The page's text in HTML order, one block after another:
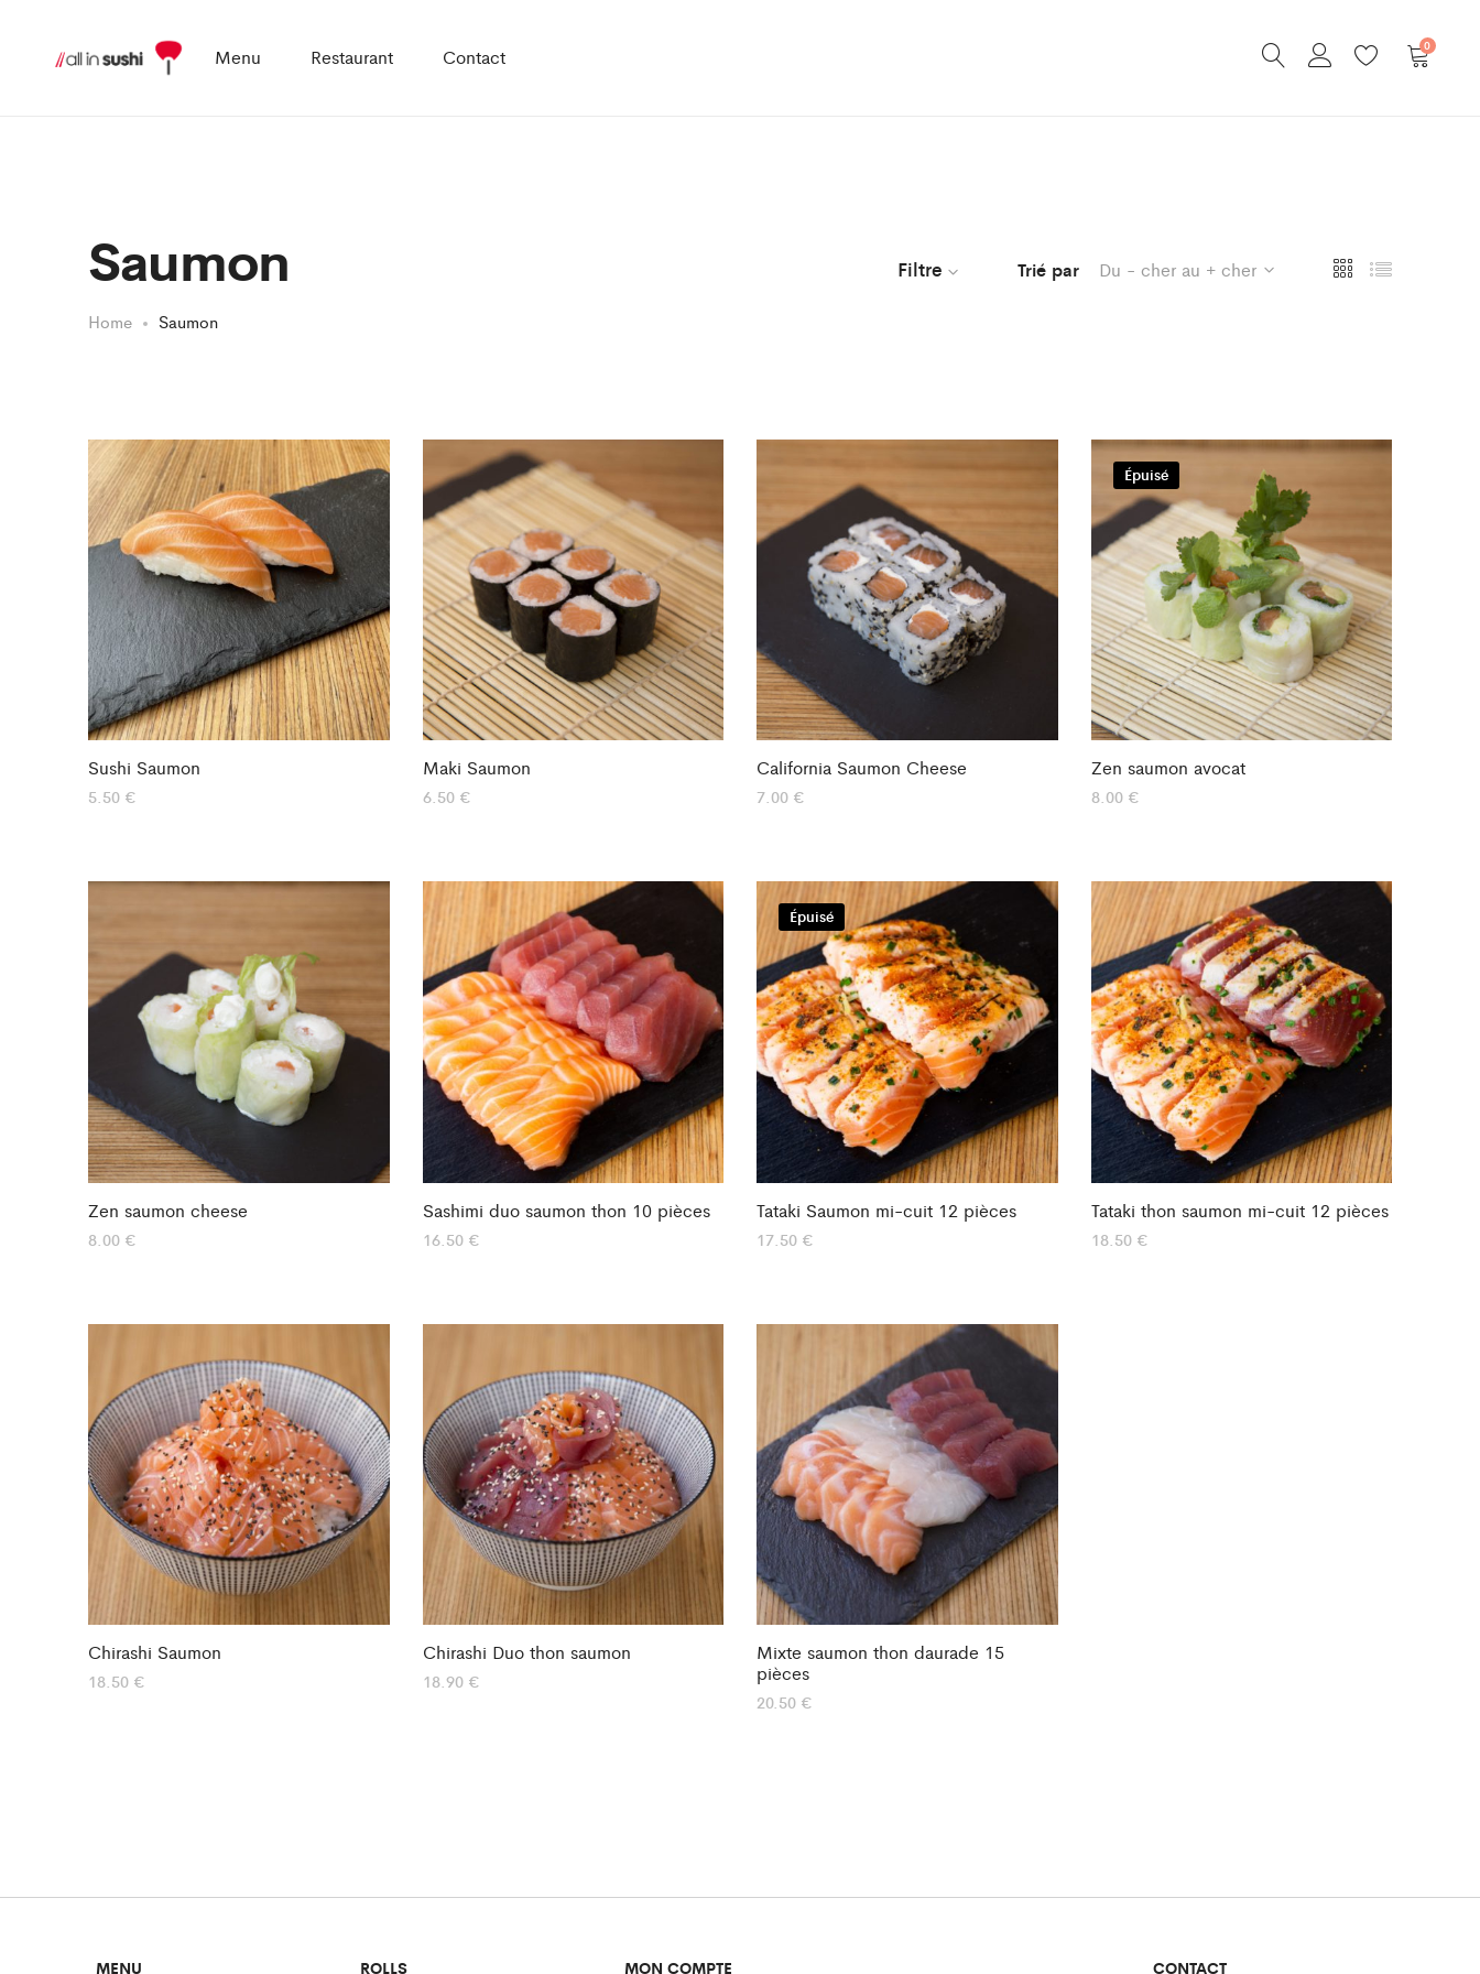
Menu Restaurant Contact 0
Saumon
Home Saumon
Filtre Trié par Du - cher au + cher
Sushi Saumon
5.50 €
Maki Saumon
6.50 €
California Saumon Cheese
7.00 €
Épuisé
Zen saumon avocat
8.00 €
Zen saumon cheese
8.00 €
Sashimi duo saumon thon 10 pièces
16.50 €
Épuisé
Tataki Saumon mi-cuit 12 pièces
17.50 €
Tataki thon saumon mi-cuit 12 pièces
18.50 €
Chirashi Saumon
18.50 €
Chirashi Duo thon saumon
18.90 €
Mixte saumon thon daurade 15
pièces
20.50 €
MENU ROLLS MON COMPTE CONTACT